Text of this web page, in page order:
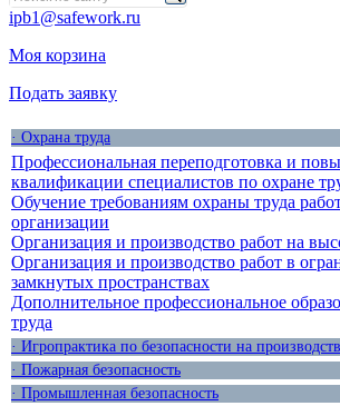
ipb1@safework.ru
Моя корзина
Подать заявку
· Охрана труда
Профессиональная переподготовка и
квалификации специалистов по охране
Обучение требованиям охраны труда
организации
Организация и производство работ на
Организация и производство работ в
замкнутых пространствах
Дополнительное профессиональное
труда
· Игропрактика по безопасности на
· Пожарная безопасность
· Промышленная безопасность